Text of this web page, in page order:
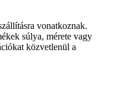
vonatkoznak.
súlya, mérete vagy
közvetlenül a